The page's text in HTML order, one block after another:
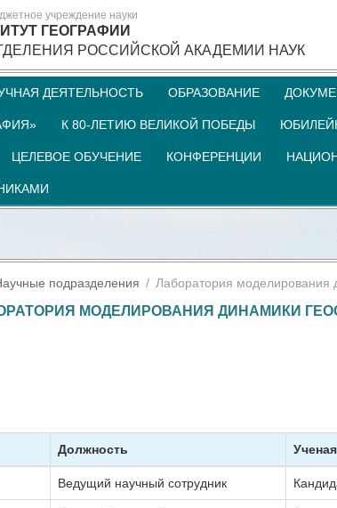
учреждение науки
ГЕОГРАФИИ
РОССИЙСКОЙ АКАДЕМИИ НАУК
ДЕЯТЕЛЬНОСТЬ ОБРАЗОВАНИЕ
К 80-ЛЕТИЮ ВЕЛИКОЙ ПОБЕДЫ
ЦЕЛЕВОЕ ОБУЧЕНИЕ КОНФЕРЕНЦИИ
подразделения Лаборатория моделирования
МОДЕЛИРОВАНИЯ ДИНАМИКИ
Должность
Ведущий научный сотрудник